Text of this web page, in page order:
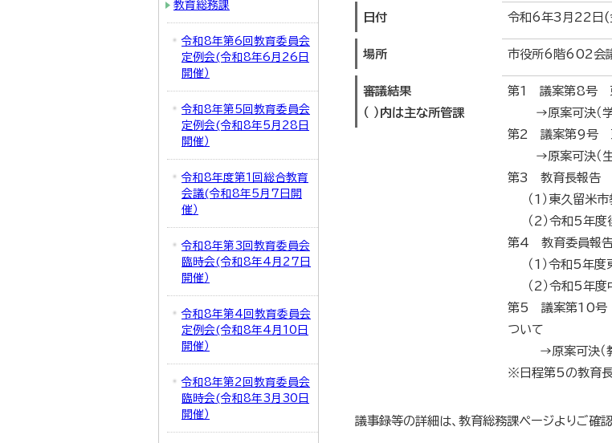
日付 令和6年3月22日(
場所 市役所6階602会
審議結果
（ ）内は主な所管課
第1 議案第8号 東
→原案可決（学
第2 議案第9号 東
→原案可決（生
第3 教育長報告
（1）東久留米市
（2）令和5年度
第4 教育委員報
（1）令和5年度
（2）令和5年度
第5 議案第10号
ついて
→原案可決（教
※日程第5の教育長
議事録等の詳細は、教育総務課ページよりご確認
教育総務課
令和8年第6回教育委員会
定例会(令和8年6月26日
開催）
令和8年第5回教育委員会
定例会(令和8年5月28日
開催）
令和8年度第1回総合教育
会議(令和8年5月7日開
催）
令和8年第3回教育委員会
臨時会(令和8年4月27日
開催）
令和8年第4回教育委員会
定例会(令和8年4月10日
開催）
令和8年第2回教育委員会
臨時会(令和8年3月30日
開催）